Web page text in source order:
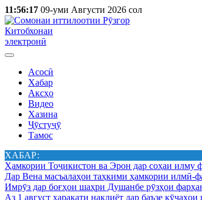
11:56:17 09-уми Августи 2026 сол
Китобхонаи
электронӣ
Асосӣ
Хабар
Аксҳо
Видео
Хазина
Ҷӯстуҷӯ
Тамос
ХАБАР:
Ҳамкории Тоҷикистон ва Эрон дар соҳаи илму
Дар Вена масъалаҳои таҳкими ҳамкории илмӣ-
Имрӯз дар боғҳои шаҳри Душанбе рӯзҳои
Аз 1 август ҳаракати нақлиёт дар баъзе